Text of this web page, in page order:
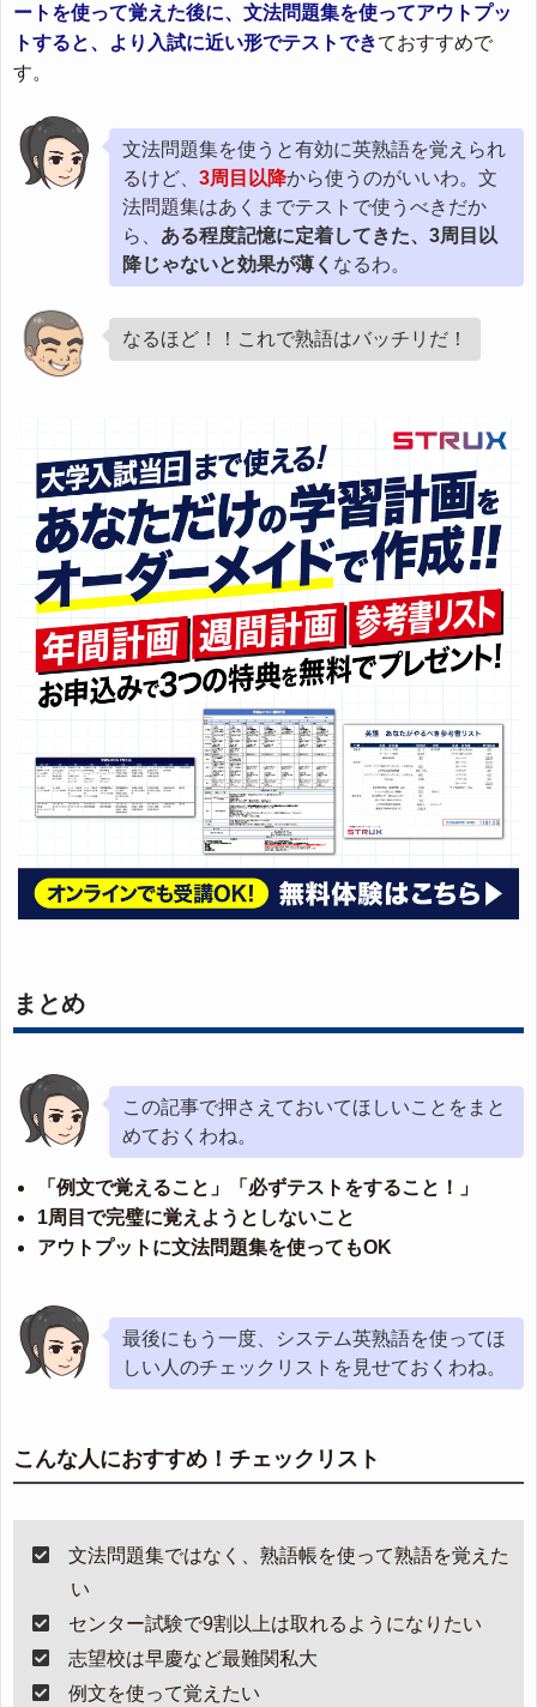
ートを使って覚えた後に、文法問題集を使ってアウトプッ
トすると、より入試に近い形でテストできておすすめで
す。
文法問題集を使うと有効に英熟語を覚えられ
るけど、 3周目以降から使うのがいいわ。文
法問題集はあくまでテストで使うべきだか
ら、 ある程度記憶に定着してきた、3周目以
降じゃないと効果が薄く なるわ。
なるほど！！これで熟語はバッチリだ！
まとめ
この記事で押さえておいてほしいことをまと
めておくわね。
「例文で覚えること」「必ずテストをすること！」
1周目で完璧に覚えようとしないこと
アウトプットに文法問題集を使ってもOK
最後にもう一度、システム英熟語を使ってほ
しい人のチェックリストを見せておくわね。
こんな人におすすめ！チェックリスト
文法問題集ではなく、熟語帳を使って熟語を覚えた
い
センター試験で9割以上は取れるようになりたい
志望校は早慶など最難関私大
例文を使って覚えたい